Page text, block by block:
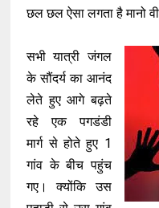
छल छल ऐसा लगता है मानो
सभी यात्री जंगल
के सौंदर्य का आनंद
लेते हुए आगे बढ़ते
रहे एक पगडंडी
मार्ग से होते हुए 1
गांव के बीच पहुंच
गए। क्योंकि उस